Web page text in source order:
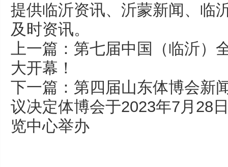
提供临沂资讯、沂蒙新闻、临
及时资讯。
上一篇： 第七届中国（临沂）
大开幕！
下一篇： 第四届山东体博会新
议决定体博会于2023年7月28
览中心举办